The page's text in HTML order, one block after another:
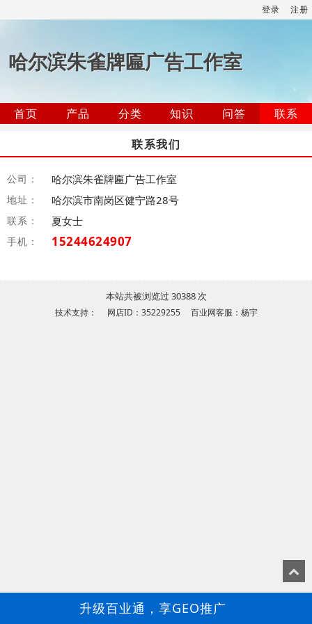
登录 注册
哈尔滨朱雀牌匾广告工作室
首页 产品 分类 知识 问答
联系
联系我们
公司： 哈尔滨朱雀牌匾广告工作室
地址： 哈尔滨市南岗区健宁路28号
联系： 夏女士
手机： 15244624907
本站共被浏览过 30388 次
技术支持： 网店ID：35229255 百业网客服：杨宇
升级百业通，享GEO推广